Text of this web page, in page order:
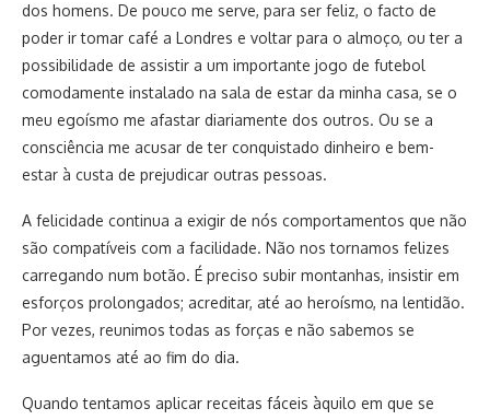
dos homens. De pouco me serve, para ser feliz, o facto de
poder ir tomar café a Londres e voltar para o almoço, ou ter a
possibilidade de assistir a um importante jogo de futebol
comodamente instalado na sala de estar da minha casa, se o
meu egoísmo me afastar diariamente dos outros. Ou se a
consciência me acusar de ter conquistado dinheiro e bem-
estar à custa de prejudicar outras pessoas.
A felicidade continua a exigir de nós comportamentos que não
são compatíveis com a facilidade. Não nos tornamos felizes
carregando num botão. É preciso subir montanhas, insistir em
esforços prolongados; acreditar, até ao heroísmo, na lentidão.
Por vezes, reunimos todas as forças e não sabemos se
aguentamos até ao fim do dia.
Quando tentamos aplicar receitas fáceis àquilo em que se